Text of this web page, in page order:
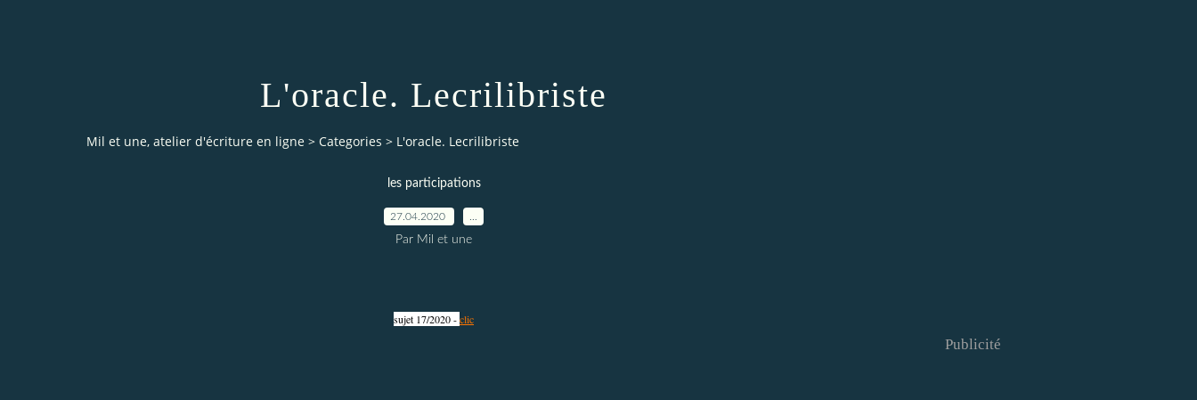
L'oracle. Lecrilibriste
Mil et une, atelier d'écriture en ligne > Categories > L'oracle. Lecrilibriste
les participations
27.04.2020
Par Mil et une
sujet 17/2020 -clic
Publicité